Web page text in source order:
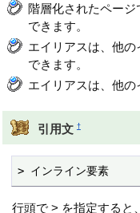
階層化されたペー
できます。
エイリアスは、他
できます。
エイリアスは、他の
引用文 †
> インライン要素
行頭で > を指定すると